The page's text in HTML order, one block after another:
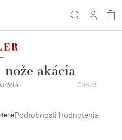
akácia
C4873
Podrobnosti hodnotenia